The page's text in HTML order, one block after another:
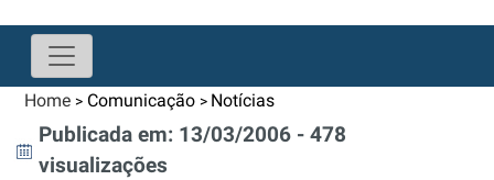
Home > Comunicação > Notícias
Publicada em: 13/03/2006 - 478
visualizações